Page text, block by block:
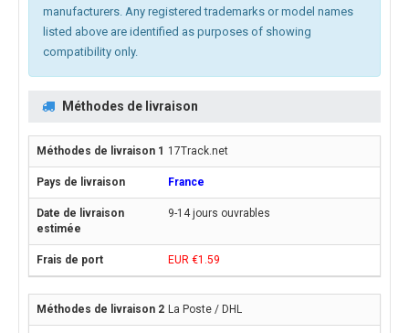
manufacturers. Any registered trademarks or model names
listed above are identified as purposes of showing
compatibility only.
Méthodes de livraison
17Track.net
France
9-14 jours ouvrables
EUR €1.59
La Poste / DHL